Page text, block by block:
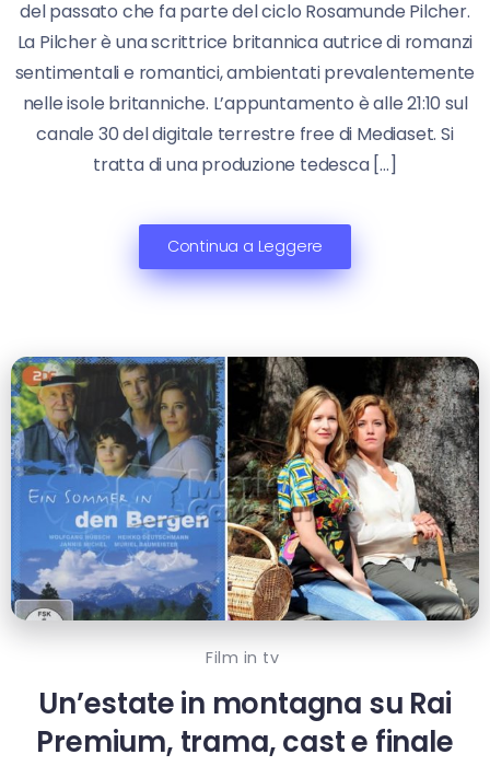
del passato che fa parte del ciclo Rosamunde Pilcher.
La Pilcher è una scrittrice britannica autrice di romanzi
sentimentali e romantici, ambientati prevalentemente
nelle isole britanniche. L’appuntamento è alle 21:10 sul
canale 30 del digitale terrestre free di Mediaset. Si
tratta di una produzione tedesca […]
Continua a Leggere
Film in tv
Un’estate in montagna su Rai
Premium, trama, cast e finale